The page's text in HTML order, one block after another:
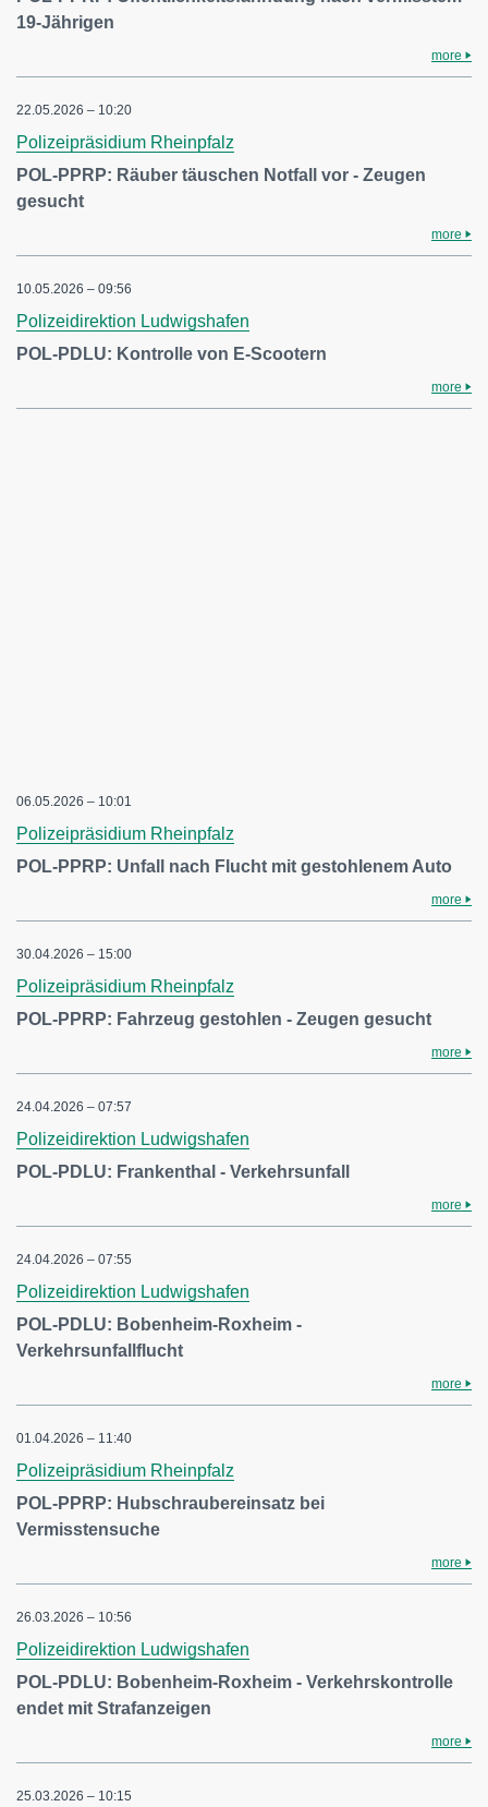
19-Jährigen
more
22.05.2026 – 10:20
Polizeipräsidium Rheinpfalz
POL-PPRP: Räuber täuschen Notfall vor - Zeugen
gesucht
more
10.05.2026 – 09:56
Polizeidirektion Ludwigshafen
POL-PDLU: Kontrolle von E-Scootern
more
06.05.2026 – 10:01
Polizeipräsidium Rheinpfalz
POL-PPRP: Unfall nach Flucht mit gestohlenem Auto
more
30.04.2026 – 15:00
Polizeipräsidium Rheinpfalz
POL-PPRP: Fahrzeug gestohlen - Zeugen gesucht
more
24.04.2026 – 07:57
Polizeidirektion Ludwigshafen
POL-PDLU: Frankenthal - Verkehrsunfall
more
24.04.2026 – 07:55
Polizeidirektion Ludwigshafen
POL-PDLU: Bobenheim-Roxheim -
Verkehrsunfallflucht
more
01.04.2026 – 11:40
Polizeipräsidium Rheinpfalz
POL-PPRP: Hubschraubereinsatz bei
Vermisstensuche
more
26.03.2026 – 10:56
Polizeidirektion Ludwigshafen
POL-PDLU: Bobenheim-Roxheim - Verkehrskontrolle
endet mit Strafanzeigen
more
25.03.2026 – 10:15